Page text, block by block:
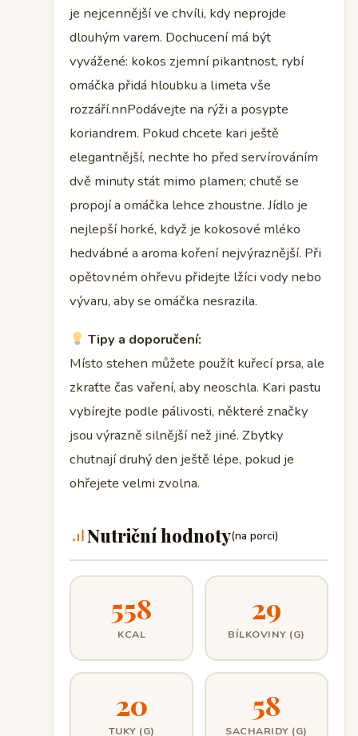
je nejcennější ve chvíli, kdy neprojde
dlouhým varem. Dochucení má být
vyvážené: kokos zjemní pikantnost, rybí
omáčka přidá hloubku a limeta vše
rozzáří.nnPodávejte na rýži a posypte
koriandrem. Pokud chcete kari ještě
elegantnější, nechte ho před servírováním
dvě minuty stát mimo plamen; chutě se
propojí a omáčka lehce zhoustne. Jídlo je
nejlepší horké, když je kokosové mléko
hedvábné a aroma koření nejvýraznější. Při
opětovném ohřevu přidejte lžíci vody nebo
vývaru, aby se omáčka nesrazila.
Tipy a doporučení:
Místo stehen můžete použít kuřecí prsa, ale
zkraťte čas vaření, aby neoschla. Kari pastu
vybírejte podle pálivosti, některé značky
jsou výrazně silnější než jiné. Zbytky
chutnají druhý den ještě lépe, pokud je
ohřejete velmi zvolna.
Nutriční hodnoty(na porci)
558
KCAL
29
BÍLKOVINY (G)
20
TUKY (G)
58
SACHARIDY (G)